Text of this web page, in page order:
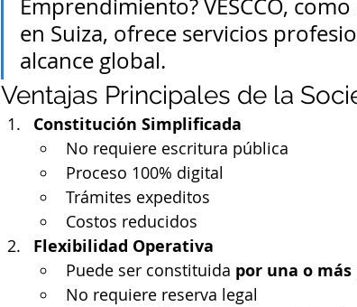
Emprendimiento? VESCCO,
en Suiza, ofrece servicios
alcance global.
Ventajas Principales de la
Constitución Simplificada
No requiere escritura pública
Proceso 100% digital
Trámites expeditos
Costos reducidos
Flexibilidad Operativa
Puede ser constituida por una o más
No requiere reserva legal